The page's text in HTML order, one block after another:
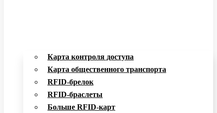
Карта контроля доступа
Карта общественного транспорта
RFID-брелок
RFID-браслеты
Больше RFID-карт